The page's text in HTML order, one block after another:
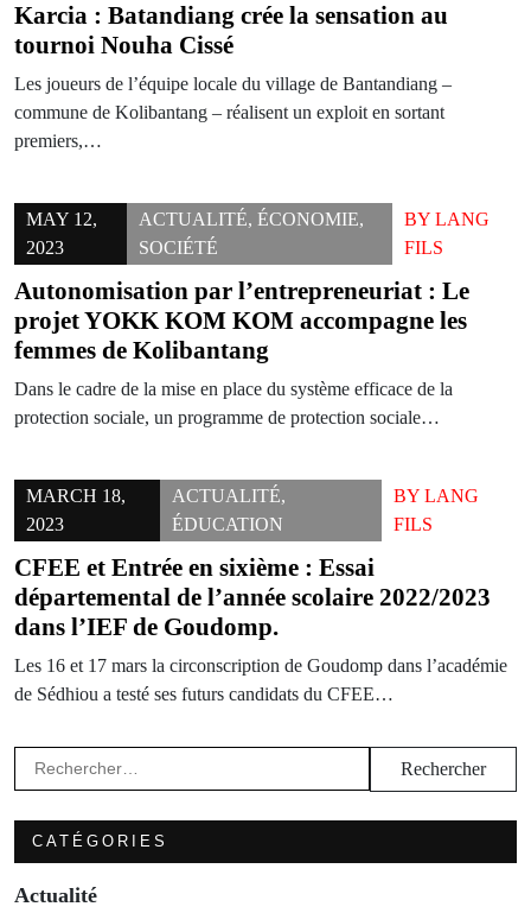
Karcia : Batandiang crée la sensation au
tournoi Nouha Cissé
Les joueurs de l’équipe locale du village de Bantandiang –
commune de Kolibantang – réalisent un exploit en sortant
premiers,…
MAY 12,
2023
ACTUALITÉ, ÉCONOMIE,
SOCIÉTÉ
BY LANG
FILS
Autonomisation par l’entrepreneuriat : Le
projet YOKK KOM KOM accompagne les
femmes de Kolibantang
Dans le cadre de la mise en place du système efficace de la
protection sociale, un programme de protection sociale…
MARCH 18,
2023
ACTUALITÉ,
ÉDUCATION
BYLANG
FILS
CFEE et Entrée en sixième : Essai
départemental de l’année scolaire 2022/2023
dans l’IEF de Goudomp.
Les 16 et 17 mars la circonscription de Goudomp dans l’académie
de Sédhiou a testé ses futurs candidats du CFEE…
Rechercher :
CATÉGORIES
Actualité